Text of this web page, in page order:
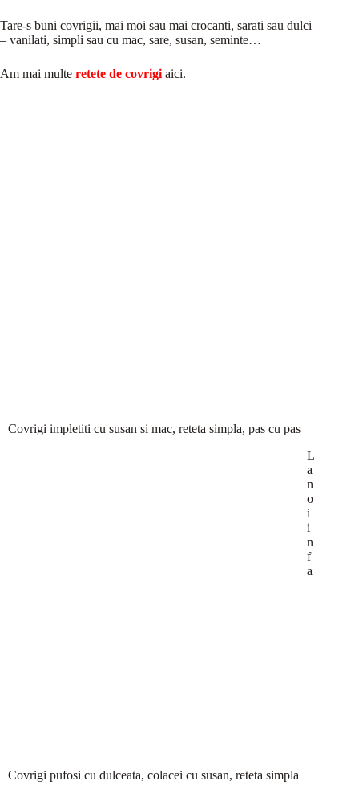
Tare-s buni covrigii, mai moi sau mai crocanti, sarati sau dulci
– vanilati, simpli sau cu mac, sare, susan, seminte…
Am mai multe retete de covrigi aici.
Covrigi impletiti cu susan si mac, reteta simpla, pas cu pas
Covrigi pufosi cu dulceata, colacei cu susan, reteta simpla
L
a
n
o
i
i
n
f
a